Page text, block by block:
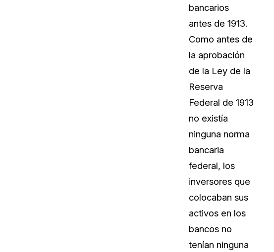
Centro de Ayuda
Obtenga respuestas a sus
CaseGuard
Videoteca
CaseGuard. Práctica nuevas
aprender
Recomendaciones
Historias sobre cómo nuestros
utilizan CaseGuard studio a diario
Más información sobre
Trabaja con nosotros
bancarios
antes de 1913.
Como antes de
la aprobación
de la Ley de la
Reserva
Federal de 1913
no existía
ninguna norma
bancaria
federal, los
inversores que
colocaban sus
activos en los
bancos no
tenían ninguna